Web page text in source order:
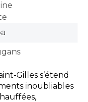
Gilles s’étend
inoubliables